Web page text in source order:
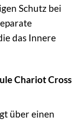
Schutz bei
das Innere
Chariot Cross
über einen